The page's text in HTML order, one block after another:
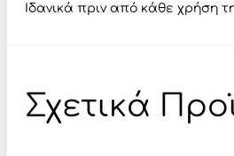
Ιδανικά πριν από κάθε χρήση
Σχετικά